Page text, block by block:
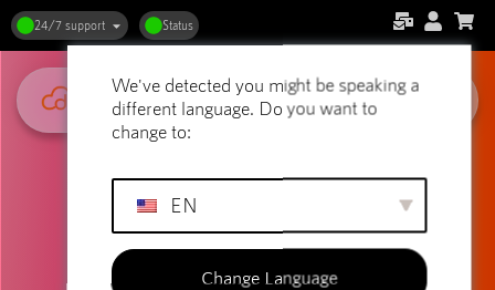
24/7 support Status
We've detected you might be speaking a
different language. Do you want to
change to:
EN
Change Language